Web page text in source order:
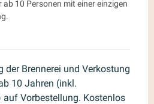
10 Personen mit einer einzigen
der Brennerei und Verkostung
10 Jahren (inkl.
Vorbestellung. Kostenlos